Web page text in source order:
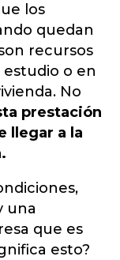
los
quedan
recursos
o en
No
prestación
llegar a la
una
que es
esto?